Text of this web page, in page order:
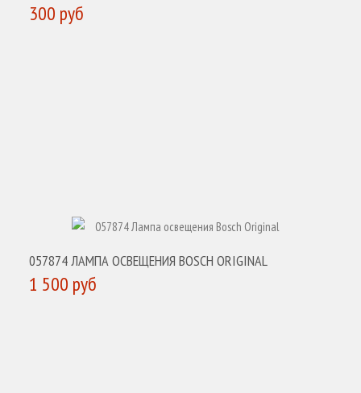
300 руб
057874 ЛАМПА ОСВЕЩЕНИЯ BOSCH ORIGINAL
1 500 руб